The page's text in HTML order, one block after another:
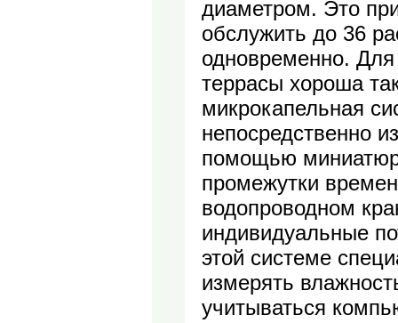
диаметром. Это
обслужить до 36
одновременно.
террасы хороша
микрокапельная
непосредственно
помощью
промежутки
водопроводном
индивидуальные
этой системе
измерять
учитываться